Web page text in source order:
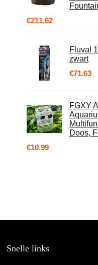
€211.62
Fluval
zwart
€71.63
FGXY
Doos,
€10.99
Snelle links